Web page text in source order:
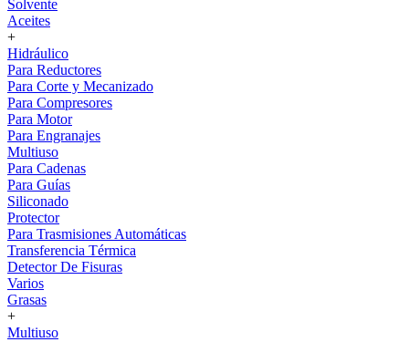
Solvente
Aceites
+
Hidráulico
Para Reductores
Para Corte y Mecanizado
Para Compresores
Para Motor
Para Engranajes
Multiuso
Para Cadenas
Para Guías
Siliconado
Protector
Para Trasmisiones Automáticas
Transferencia Térmica
Detector De Fisuras
Varios
Grasas
+
Multiuso